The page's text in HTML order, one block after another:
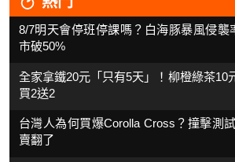
8/7明天會停班停課嗎？白海豚暴風侵
市破50%
全家拿鐵20元「只有5天」！柳橙綠茶
買2送2
台灣人為何買爆Corolla Cross？撞擊測
賣翻了